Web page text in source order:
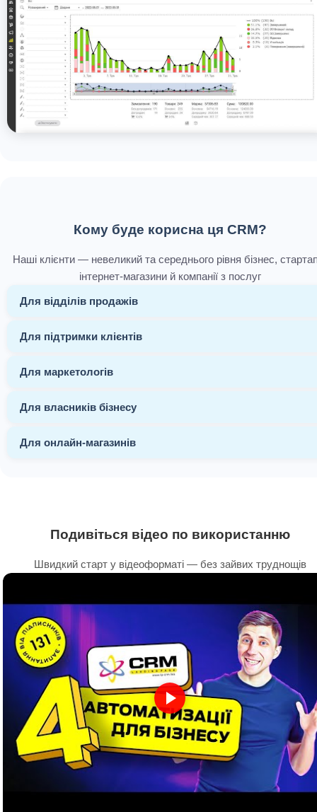
Кому буде корисна ця CRM?
Наші клієнти — невеликий та середнього рівня бізнес,
інтернет-магазини й компанії з послуг
Для відділів продажів
Для підтримки клієнтів
Для маркетологів
Для власників бізнесу
Для онлайн-магазинів
Подивіться відео по використанню
Швидкий старт у відеоформаті — без зайвих труднощів